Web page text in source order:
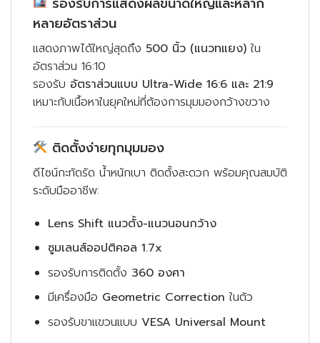
หลายอัตราส่วน
แสดงภาพได้ใหญ่สุดถึง 500 นิ้ว (แนวทแยง) ใน
อัตราส่วน 16:10
รองรับ อัตราส่วนแบบ Ultra-Wide 16:6 และ 21:9
เหมาะกับเนื้อหาในยุคใหม่ที่ต้องการมุมมองกว้างขวาง
ติดตั้งง่ายทุกมุมมอง
ดีไซน์กะทัดรัด น้ำหนักเบา ติดตั้งสะดวก พร้อมคุณสมบัติ
ระดับมืออาชีพ:
Lens Shift แนวตั้ง-แนวนอนกว้าง
ซูมเลนส์ออปติคอล 1.7x
รองรับการติดตั้ง 360 องศา
มีเครื่องมือ Geometric Correction ในตัว
รองรับขาแขวนแบบ VESA Universal Mount